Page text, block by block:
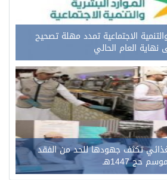
الاجتماعية تمدد مهلة تصحيح
العام الحالي
تكثف جهودها للحد من الفقد
1447هـ